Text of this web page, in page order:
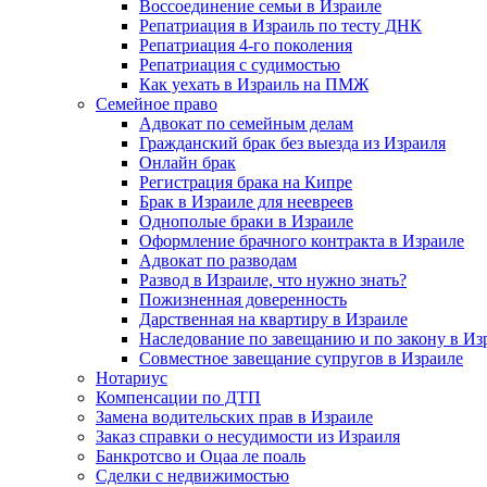
Воссоединение семьи в Израиле
Репатриация в Израиль по тесту ДНК
Репатриация 4-го поколения
Репатриация с судимостью
Как уехать в Израиль на ПМЖ
Семейное право
Адвокат по семейным делам
Гражданский брак без выезда из Израиля
Онлайн брак
Регистрация брака на Кипре
Брак в Израиле для неевреев
Однополые браки в Израиле
Оформление брачного контракта в Израиле
Адвокат по разводам
Развод в Израиле, что нужно знать?
Пожизненная доверенность
Дарственная на квартиру в Израиле
Наследование по завещанию и по закону в
Совместное завещание супругов в Израиле
Нотариус
Компенсации по ДТП
Замена водительских прав в Израиле
Заказ справки о несудимости из Израиля
Банкротсво и Оцаа ле поаль
Сделки с недвижимостью